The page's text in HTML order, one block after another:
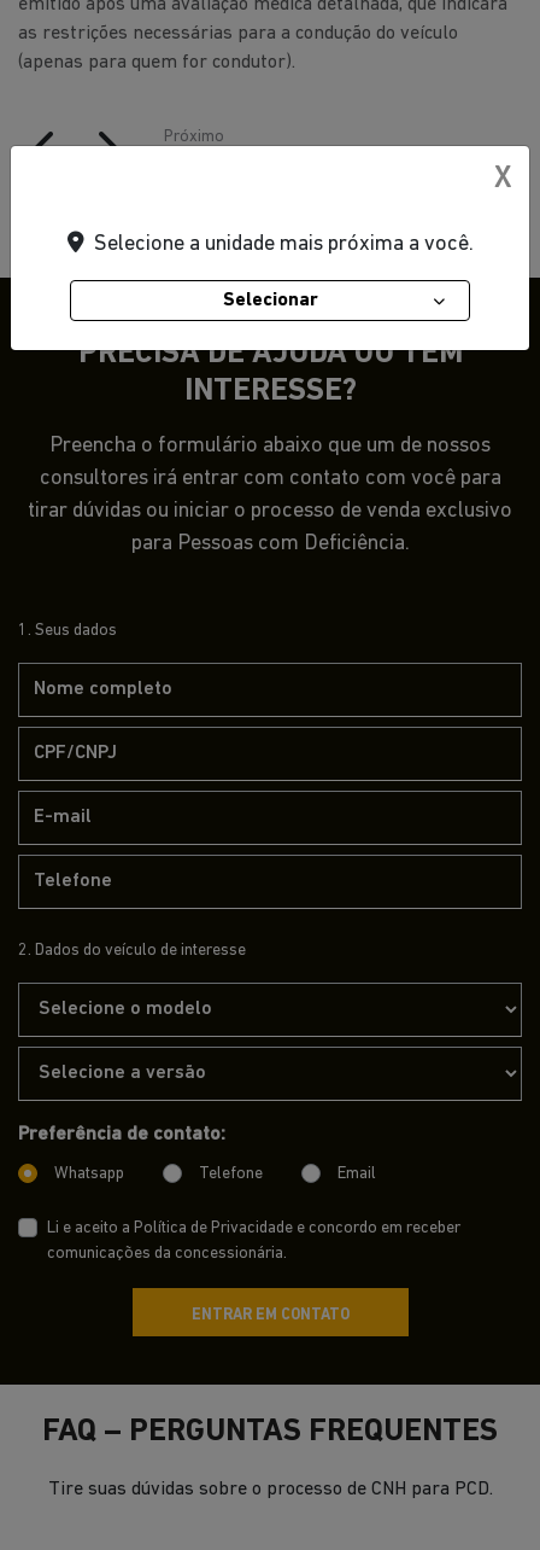
emitido após uma avaliação médica detalhada, que indicará
as restrições necessárias para a condução do veículo
(apenas para quem for condutor).
Próximo
PRECISA DE AJUDA OU TEM
INTERESSE?
Preencha o formulário abaixo que um de nossos
consultores irá entrar com contato com você para
tirar dúvidas ou iniciar o processo de venda exclusivo
para Pessoas com Deficiência.
1. Seus dados
2. Dados do veículo de interesse
Preferência de contato:
Whatsapp Telefone Email
Li e aceito a Política de Privacidade e concordo em receber
comunicações da concessionária.
ENTRAR EM CONTATO
FAQ – PERGUNTAS FREQUENTES
Tire suas dúvidas sobre o processo de CNH para PCD.
X
Selecione a unidade mais próxima a você.
Selecionar